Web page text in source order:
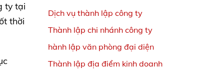
ty tại
thời
Dịch vụ thành lập công ty
Thành lập chi nhánh công ty
hành lập văn phòng đại diện
Thành lập địa điểm kinh doanh